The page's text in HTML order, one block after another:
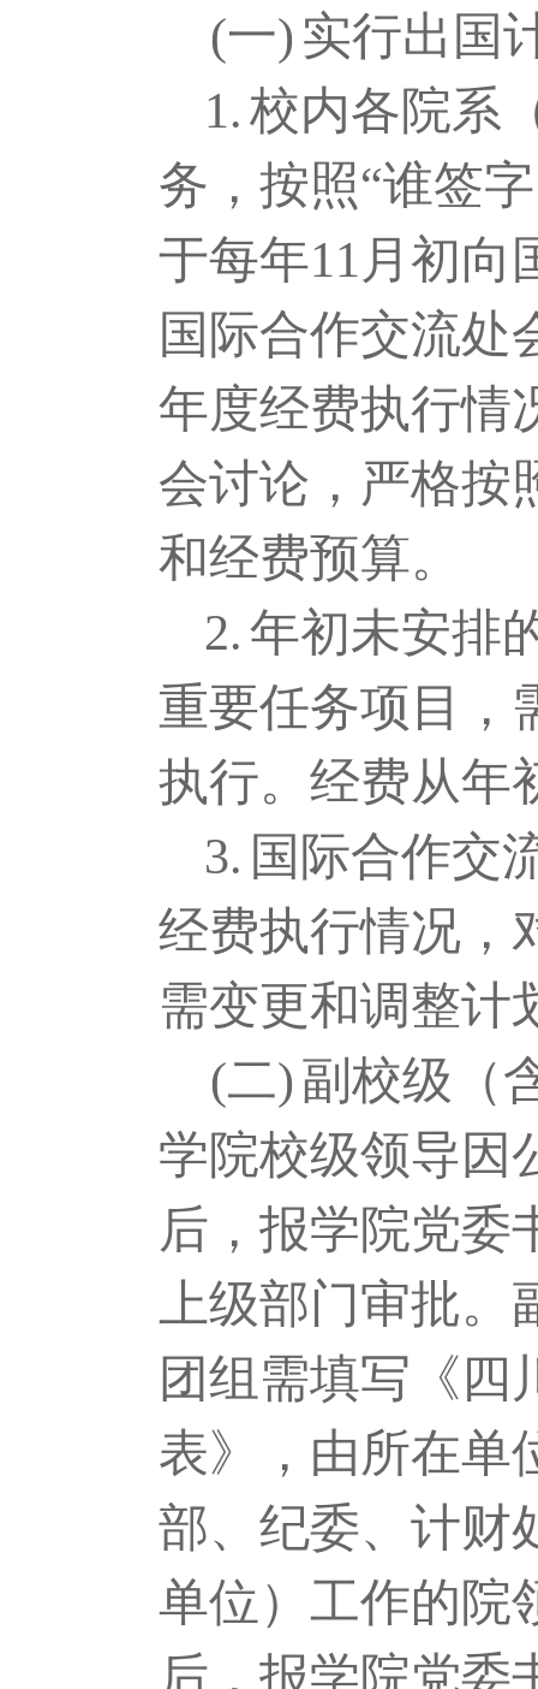
(一) 实行出国
1.校内各院系
务，按照“谁签
于每年11 月初向
国际合作交流处
年度经费执行情
会讨论，严格按
和经费预算。
2.年初未安排
重要任务项目，
执行。经费从年
3. 国际合作交
经费执行情况，
需变更和调整计
(二)副校级（
学院校级领导因
后，报学院党委
上级部门审批。
团组需填写《四
表》，由所在单
部、纪委、计财
单位）工作的院
后，报学院党委